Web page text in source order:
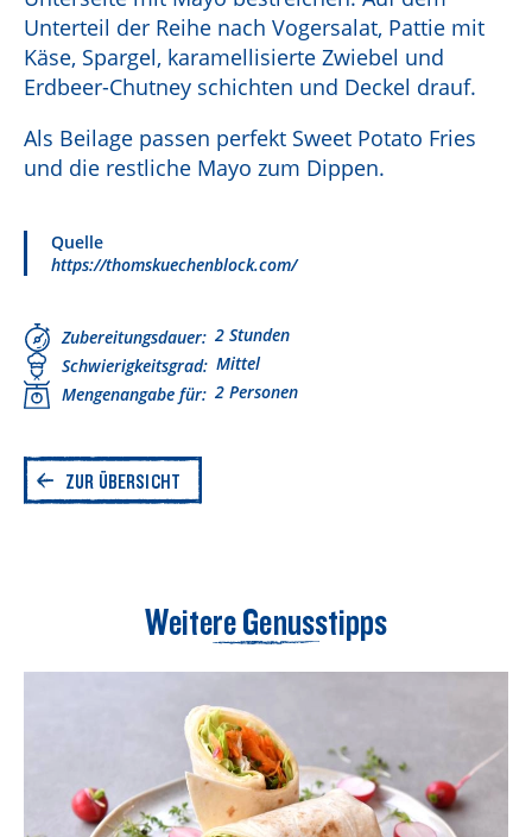
Unterteil der Reihe nach Vogersalat, Pattie mit
Käse, Spargel, karamellisierte Zwiebel und
Erdbeer-Chutney schichten und Deckel drauf.
Als Beilage passen perfekt Sweet Potato Fries
und die restliche Mayo zum Dippen.
Quelle
https://thomskuechenblock.com/
Zubereitungsdauer 2 Stunden
Schwierigkeitsgrad Mittel
Mengenangabe für 2 Personen
ZUR ÜBERSICHT
Weitere Genusstipps